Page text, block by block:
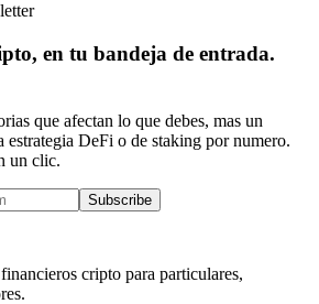
en tu bandeja de entrada.
que afectan lo que debes, mas un
estrategia DeFi o de staking por numero.
un clic.
Subscribe
cripto para particulares,